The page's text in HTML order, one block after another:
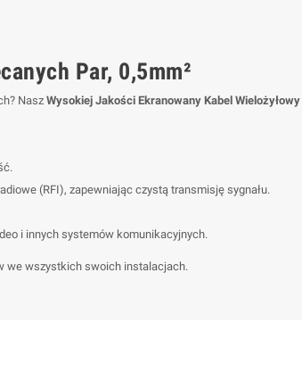
Par, 0,5mm²
Nasz Wysokiej Jakości Ekranowany Kabel Wielożyłowy
(RFI), zapewniając czystą transmisję sygnału.
i innych systemów komunikacyjnych.
we wszystkich swoich instalacjach.